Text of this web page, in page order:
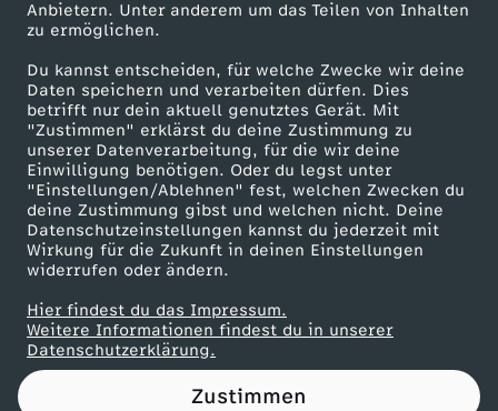
Anbietern. Unter anderem um das Teilen von Inhalten
zu ermöglichen.
Du kannst entscheiden, für welche Zwecke wir deine
Daten speichern und verarbeiten dürfen. Dies
betrifft nur dein aktuell genutztes Gerät. Mit
"Zustimmen" erklärst du deine Zustimmung zu
unserer Datenverarbeitung, für die wir deine
Einwilligung benötigen. Oder du legst unter
"Einstellungen/Ablehnen" fest, welchen Zwecken du
deine Zustimmung gibst und welchen nicht. Deine
Datenschutzeinstellungen kannst du jederzeit mit
Wirkung für die Zukunft in deinen Einstellungen
widerrufen oder ändern.
Hier findest du das Impressum.
Weitere Informationen findest du in unserer
Datenschutzerklärung.
Zustimmen
r
u
n
g
w
e
g
Karriere
ZDF goes Schule
Werbefernsehen
Mainzelmännchen
Partner